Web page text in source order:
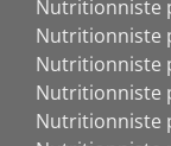
Nutritionniste
Nutritionniste
Nutritionniste
Nutritionniste
Nutritionniste